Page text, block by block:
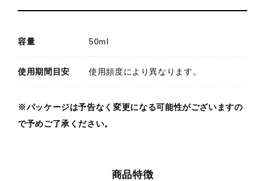
容量 50ml
使用期間目安 使用頻度により異なります。
※パッケージは予告なく変更になる可能性がございますの
で予めご了承ください。
商品特徴